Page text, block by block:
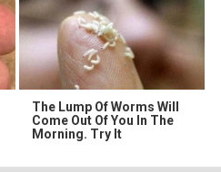
The Lump Of Worms Will
Come Out Of You In The
Morning. Try It